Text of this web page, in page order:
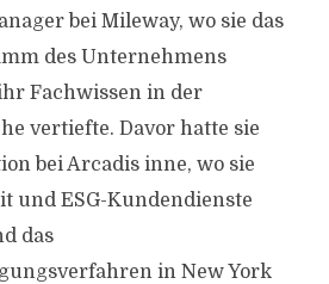
bei Mileway, wo sie das
des Unternehmens
Fachwissen in der
vertiefte. Davor hatte sie
bei Arcadis inne, wo sie
und ESG-Kundendienste
das
in New York